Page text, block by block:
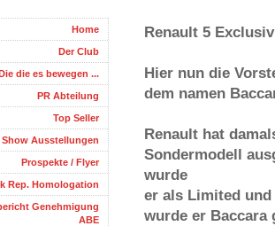
Renault 5
Hier nun die
dem namen
Renault hat
Sondermodell
wurde
er als Limited
wurde er Baccara
Home
Der Club
die es bewegen ...
PR Abteilung
Top Seller
Show Ausstellungen
Prospekte / Flyer
Rep. Homologation
Genehmigung
ABE